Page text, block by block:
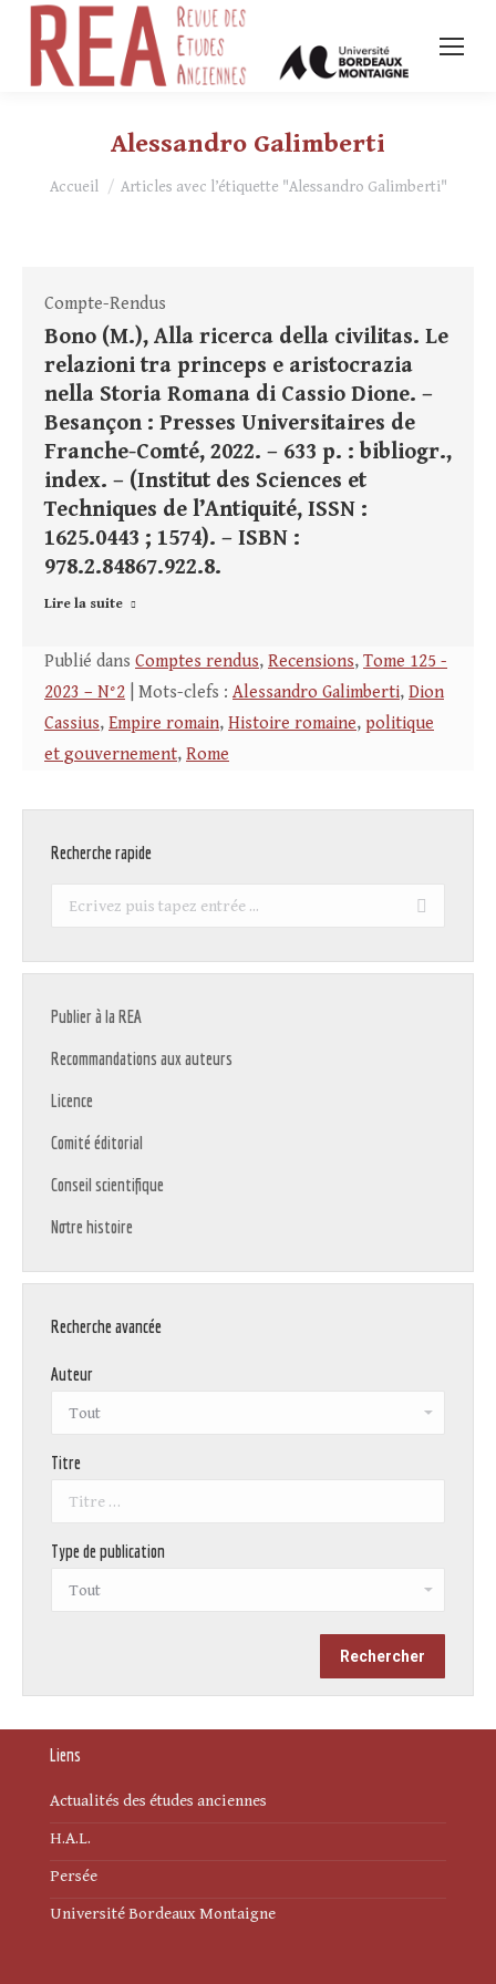
Alessandro Galimberti
Vous êtes ici :
Accueil Articles avec l’étiquette "Alessandro Galimberti"
Compte-Rendus
Bono (M.), Alla ricerca della civilitas. Le
relazioni tra princeps e aristocrazia
nella Storia Romana di Cassio Dione. –
Besançon : Presses Universitaires de
Franche-Comté, 2022. – 633 p. : bibliogr.,
index. – (Institut des Sciences et
Techniques de l’Antiquité, ISSN :
1625.0443 ; 1574). – ISBN :
978.2.84867.922.8.
Lire la suite
Publié dans Comptes rendus, Recensions, Tome 125 -
2023 – N°2 | Mots-clefs : Alessandro Galimberti, Dion
Cassius, Empire romain, Histoire romaine, politique
et gouvernement, Rome
Recherche rapide
Recherche
Publier à la REA
Recommandations aux auteurs
Licence
Comité éditorial
Conseil scientifique
Notre histoire
Recherche avancée
Auteur
Titre
Type de publication
Liens
Actualités des études anciennes
H.A.L.
Persée
Université Bordeaux Montaigne